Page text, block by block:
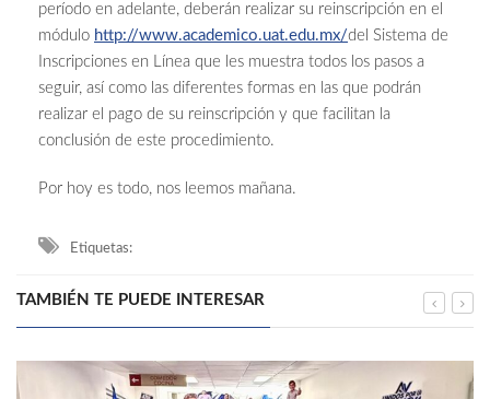
período en adelante, deberán realizar su reinscripción en el
módulo http://www.academico.uat.edu.mx/del Sistema de
Inscripciones en Línea que les muestra todos los pasos a
seguir, así como las diferentes formas en las que podrán
realizar el pago de su reinscripción y que facilitan la
conclusión de este procedimiento.
Por hoy es todo, nos leemos mañana.
Etiquetas:
TAMBIÉN TE PUEDE INTERESAR